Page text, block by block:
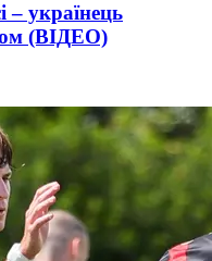
українець
(ВІДЕО)